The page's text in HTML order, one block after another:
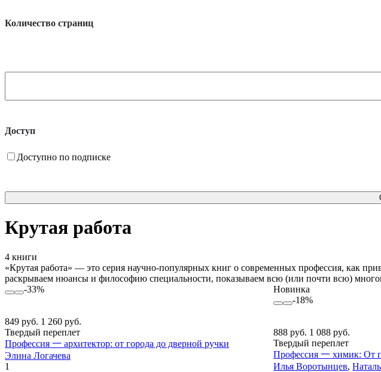
Количество страниц
Доступ
Доступно по подписке
Крутая работа
4 книги
«Крутая работа» — это серия научно-популярных книг о современных профессия, как
раскрываем нюансы и философию специальности, показываем всю (или почти всю)
-33%
849 руб. 1 260 руб.
Твердый переплет
Профессия 一 архитектор: от города до дверной ручки
Элина Логачева
1
Новинка
-18%
888 руб. 1 088 руб.
Твердый переплет
Профессия 一 химик: От
Илья Воротынцев,